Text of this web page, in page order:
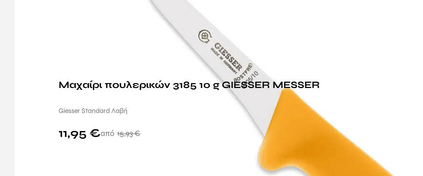
Μαχαίρι πουλερικών 3185 10 g GIESSER MESSER
Giesser Standard Λαβή
15,93€
11,95 €